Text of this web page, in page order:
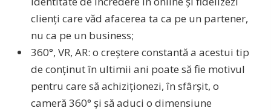
clienți care văd afacerea ta ca pe un partener,
nu ca pe un business;
360°, VR, AR: o creștere constantă a acestui tip
de conținut în ultimii ani poate să fie motivul
pentru care să achiziționezi, în sfârșit, o
cameră 360° și să aduci o dimensiune